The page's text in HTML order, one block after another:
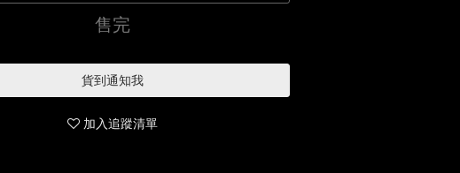
售完
貨到通知我
加入追蹤清單